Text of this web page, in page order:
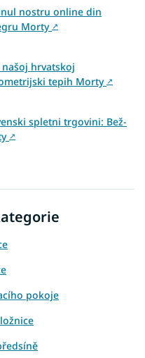
nostru online din
Morty ↗
hrvatskoj
tepih Morty ↗
spletni trgovini: Bež-
↗
pokoje